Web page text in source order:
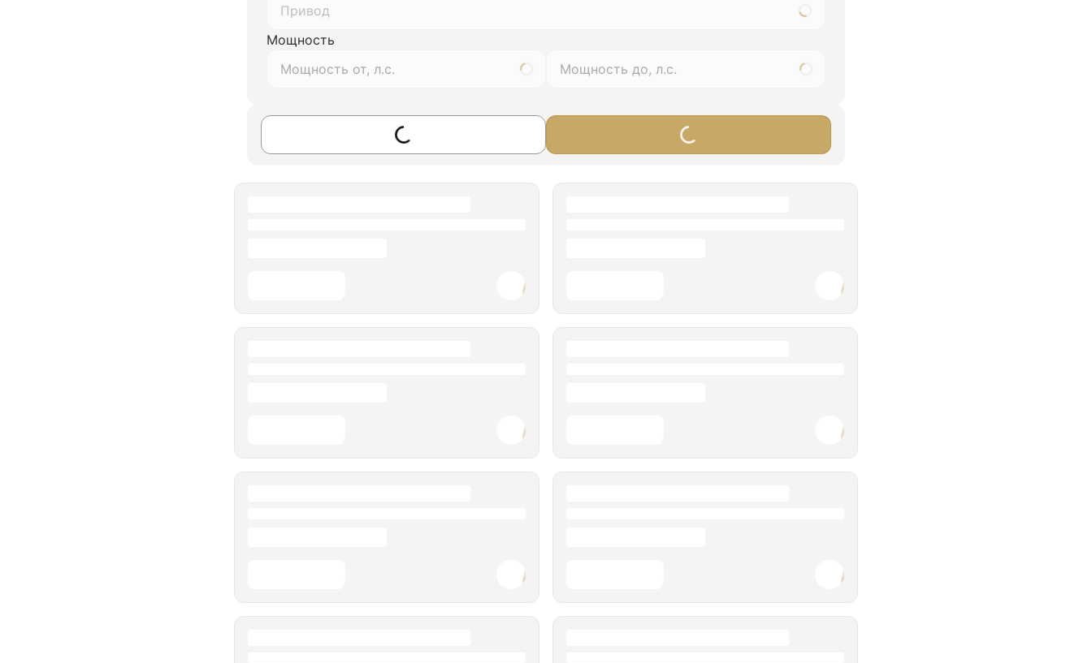
Привод
Мощность